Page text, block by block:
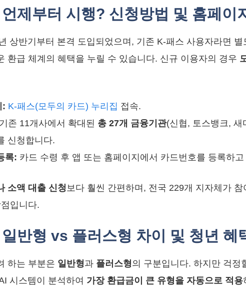
제부터 시행? 신청방법 및 홈페이
상반기부터 본격 도입되었으며, 기존 K-패스 사용자라면
환급 체계의 혜택을 누릴 수 있습니다. 신규 이용자의 경우
: K-패스(모두의 카드) 누리집 접속.
기존 11개사에서 확대된 총 27개 금융기관(신협, 토스뱅크, 새
신청합니다.
록: 카드 수령 후 앱 또는 홈페이지에서 카드번호를 등록하
소액 대출 신청보다 훨씬 간편하며, 전국 229개 지자체가
입니다.
반형 vs 플러스형 차이 및 청년 혜
하는 부분은 일반형과 플러스형의 구분입니다. 하지만 걱정
시스템이 분석하여 가장 환급금이 큰 유형을 자동으로 적용